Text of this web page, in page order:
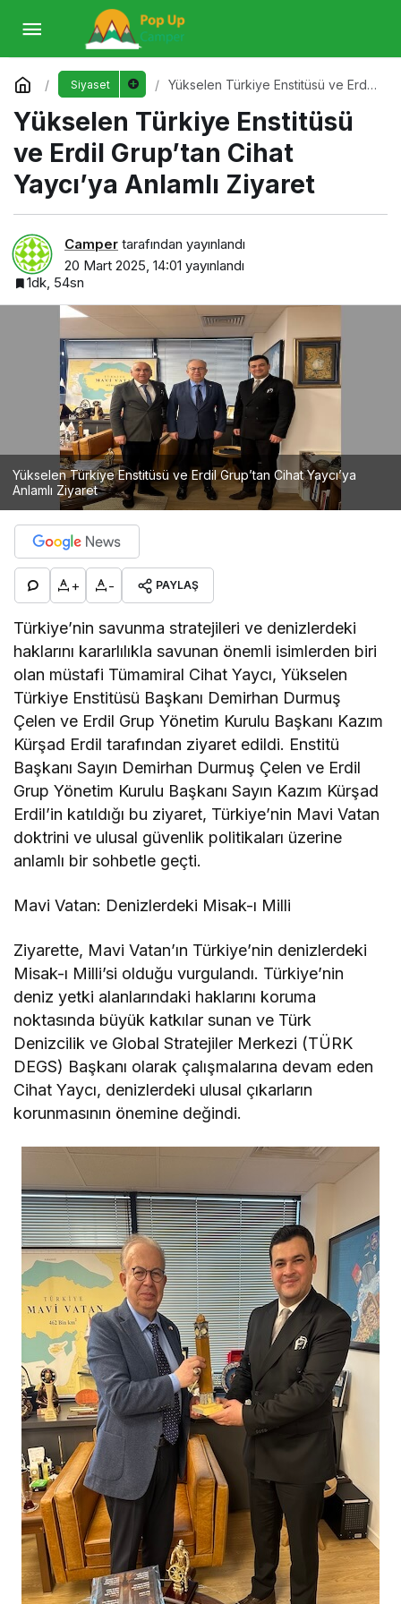
Siyaset
Yükselen Türkiye Enstitüsü ve Erdil
Ziyaret
Yükselen Türkiye Enstitüsü
ve Erdil Grup’tan Cihat
Yaycı’ya Anlamlı Ziyaret
Camper tarafından yayınlandı
20 Mart 2025, 14:01 yayınlandı
1dk, 54sn
Yükselen Türkiye Enstitüsü ve Erdil Grup’tan Cihat Yaycı’ya
Anlamlı Ziyaret
+ - PAYLAŞ
Türkiye’nin savunma stratejileri ve denizlerdeki
haklarını kararlılıkla savunan önemli isimlerden biri
olan müstafi Tümamiral Cihat Yaycı, Yükselen
Türkiye Enstitüsü Başkanı Demirhan Durmuş
Çelen ve Erdil Grup Yönetim Kurulu Başkanı Kazım
Kürşad Erdil tarafından ziyaret edildi. Enstitü
Başkanı Sayın Demirhan Durmuş Çelen ve Erdil
Grup Yönetim Kurulu Başkanı Sayın Kazım Kürşad
Erdil’in katıldığı bu ziyaret, Türkiye’nin Mavi Vatan
doktrini ve ulusal güvenlik politikaları üzerine
anlamlı bir sohbetle geçti.
Mavi Vatan: Denizlerdeki Misak-ı Milli
Ziyarette, Mavi Vatan’ın Türkiye’nin denizlerdeki
Misak-ı Milli’si olduğu vurgulandı. Türkiye’nin
deniz yetki alanlarındaki haklarını koruma
noktasında büyük katkılar sunan ve Türk
Denizcilik ve Global Stratejiler Merkezi (TÜRK
DEGS) Başkanı olarak çalışmalarına devam eden
Cihat Yaycı, denizlerdeki ulusal çıkarların
korunmasının önemine değindi.
Yükselen Türkiye Enstitüsü ve Erdil Grup’tan
Cihat Yaycı’ya Anlamlı Ziyaret
Yorum Yap